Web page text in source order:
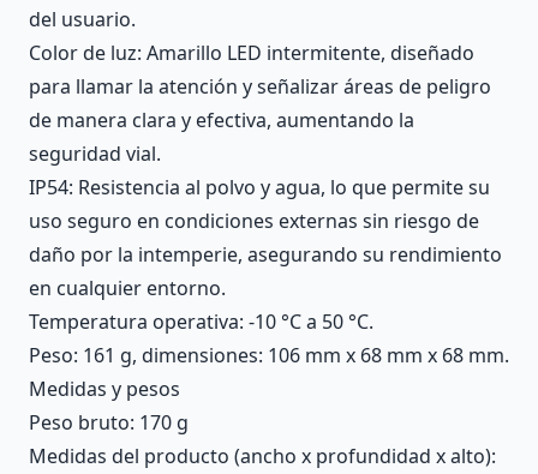
del usuario.
Color de luz: Amarillo LED intermitente, diseñado
para llamar la atención y señalizar áreas de peligro
de manera clara y efectiva, aumentando la
seguridad vial.
IP54: Resistencia al polvo y agua, lo que permite su
uso seguro en condiciones externas sin riesgo de
daño por la intemperie, asegurando su rendimiento
en cualquier entorno.
Temperatura operativa: -10 °C a 50 °C.
Peso: 161 g, dimensiones: 106 mm x 68 mm x 68 mm.
Medidas y pesos
Peso bruto: 170 g
Medidas del producto (ancho x profundidad x alto):